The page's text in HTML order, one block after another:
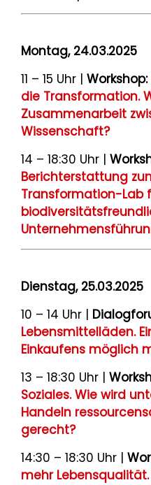
Montag, 24.03.2025
11 – 15 Uhr | Workshop:
die Transformation.
Zusammenarbeit
Wissenschaft?
14 – 18:30 Uhr |
Berichterstattung
Transformation-Lab
Dienstag, 25.03.2025
10 – 14 Uhr |
Lebensmittelläden.
Einkaufens möglich
13 – 18:30 Uhr |
Soziales. Wie wird
Handeln
gerecht?
14:30 – 18:30 Uhr |
mehr